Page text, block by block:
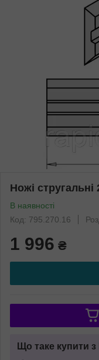
Ножі
В наявності
Код: 795.270.16
1 996 ₴
Що таке купити